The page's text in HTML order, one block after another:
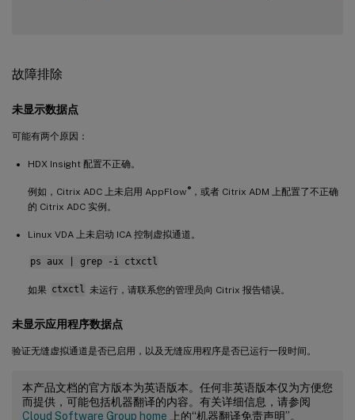
故障排除
未显示数据点
可能有两个原因：
HDX Insight 配置不正确。
例如，Citrix ADC 上未启用 AppFlow ®，或者 Citrix ADM 上配置了不正确
的 Citrix ADC 实例。
Linux VDA 上未启动 ICA 控制虚拟通道。
ps aux | grep -i ctxctl
如果 ctxctl 未运行，请联系您的管理员向 Citrix 报告错误。
未显示应用程序数据点
验证无缝虚拟通道是否已启用，以及无缝应用程序是否已运行一段时间。
本产品文档的官方版本为英语版本。任何非英语版本仅为方便您
而提供，可能包括机器翻译的内容。有关详细信息，请参阅
Cloud Software Group home 上的“机器翻译免责声明”。